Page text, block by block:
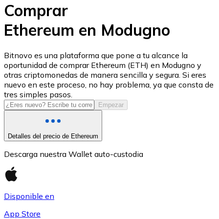
USD Coin
USDC
Litecoin
LTC
Comprar
Ethereum en Modugno
Bitnovo es una plataforma que pone a tu alcance la
oportunidad de comprar Ethereum (ETH) en Modugno y
otras criptomonedas de manera sencilla y segura. Si eres
nuevo en este proceso, no hay problema, ya que consta de
tres simples pasos.
Empezar
Detalles del precio de Ethereum
Descarga nuestra Wallet auto-custodia
Disponible en
App Store